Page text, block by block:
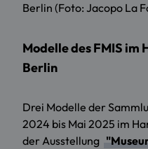
Berlin (Foto: Jacopo La
Modelle des FMIS
Berlin
Drei Modelle der
2024 bis Mai 2025 im
der Ausstellung